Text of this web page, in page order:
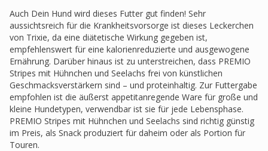
Auch Dein Hund wird dieses Futter gut finden! Sehr
aussichtsreich für die Krankheitsvorsorge ist dieses Leckerchen
von Trixie, da eine diätetische Wirkung gegeben ist,
empfehlenswert für eine kalorienreduzierte und ausgewogene
Ernährung. Darüber hinaus ist zu unterstreichen, dass PREMIO
Stripes mit Hühnchen und Seelachs frei von künstlichen
Geschmacksverstärkern sind – und proteinhaltig. Zur Futtergabe
empfohlen ist die äußerst appetitanregende Ware für große und
kleine Hundetypen, verwendbar ist sie für jede Lebensphase.
PREMIO Stripes mit Hühnchen und Seelachs sind richtig günstig
im Preis, als Snack produziert für daheim oder als Portion für
Touren.